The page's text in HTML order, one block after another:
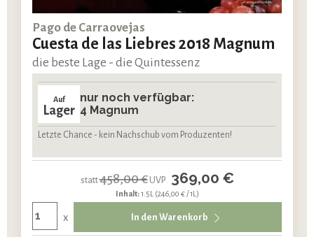
Pago de Carraovejas
Cuesta de las Liebres 2018 Magnum
die beste Lage - die Quintessenz
Auf
Lager
nur noch verfügbar:
4 Magnum
Letzte Chance - kein Nachschub vom Produzenten!
statt458,00 €UVP 369,00 €
Inhalt:1.5L (246,00 € / 1L)
x In den Warenkorb